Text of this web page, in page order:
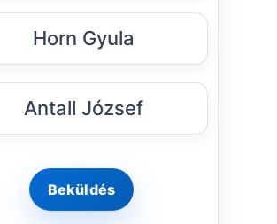
Horn Gyula
Antall József